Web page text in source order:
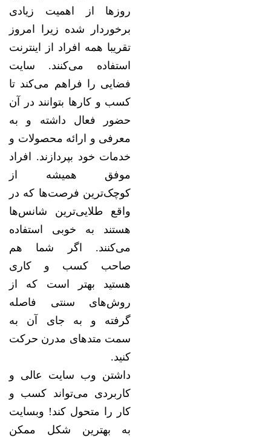
روزها از اهمیت زیادی
برخوردار شده زیرا امروز
تقریبا همه افراد از اینترنت
استفاده می‌کنند. سایت
فضایی را فراهم می‌کند تا
کسب و کارها بتوانند در آن
حضور فعال داشته و به
معرفی و ارائه محصولات و
خدمات خود بپردازند. افراد
موفق همیشه از
کوچک‌ترین فرصت‌ها که در
واقع طلایی‌ترین شانس‌ها
هستند به خوبی استفاده
می‌کنند. اگر شما هم
صاحب کسب و کاری
هستید بهتر است که از
روش‌های سنتی فاصله
گرفته و به جای آن به
سمت متدهای مدرن حرکت
کنید.
داشتن وب سایت عالی و
کاربردی می‌تواند کسب و
کار را متحول کند! وبسایت
به بهترین شکل ممکن